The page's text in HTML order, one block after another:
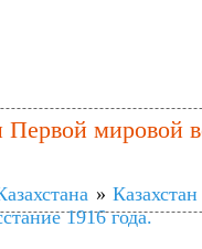
Первой мировой
»
1916 года.